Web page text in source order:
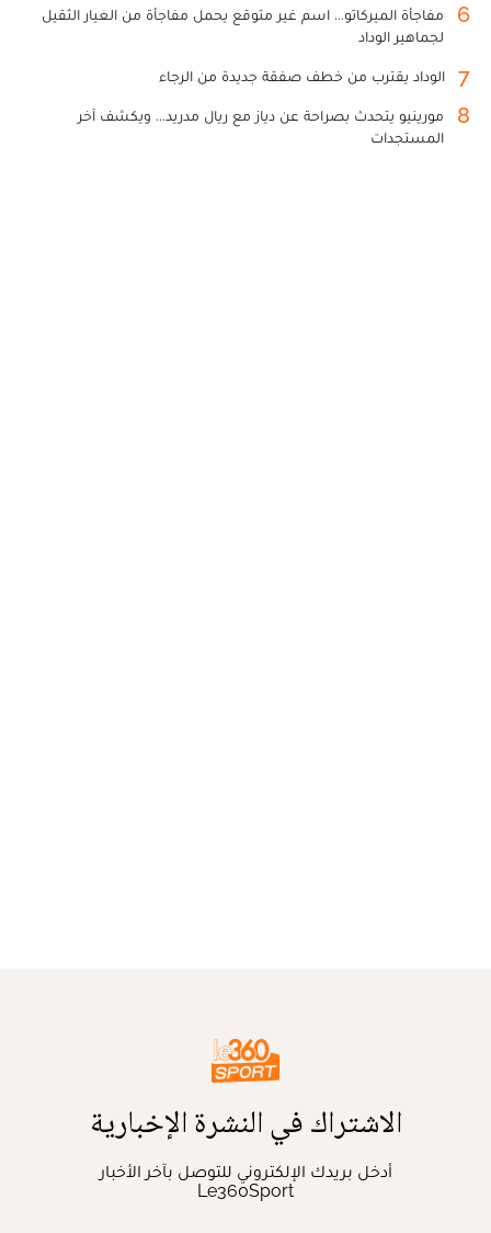
6
مفاجأة الميركاتو... اسم غير متوقع يحمل مفاجأة من العيار الثقيل
لجماهير الوداد
7 الوداد يقترب من خطف صفقة جديدة من الرجاء
8
مورينيو يتحدث بصراحة عن دياز مع ريال مدريد... ويكشف آخر
المستجدات
الاشتراك في النشرة الإخبارية
أدخل بريدك الإلكتروني للتوصل بآخر الأخبار
Le360Sport